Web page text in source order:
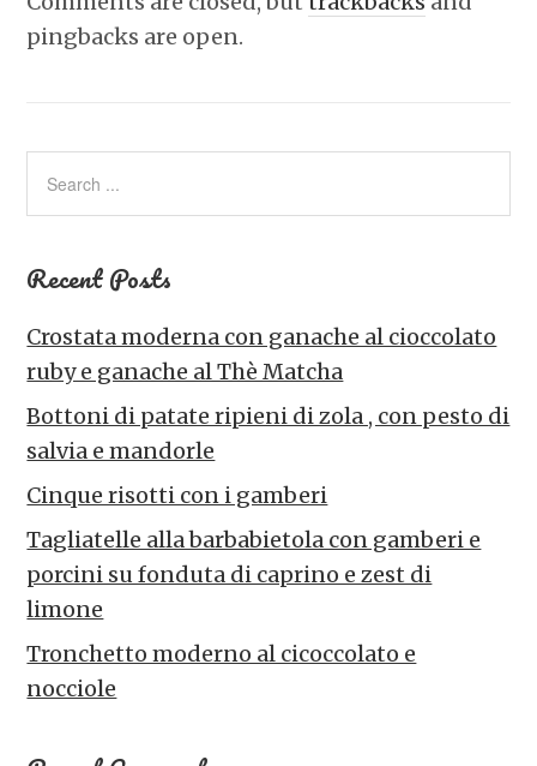
pingbacks are open.
Recent Posts
Crostata moderna con ganache al cioccolato
ruby e ganache al Thè Matcha
Bottoni di patate ripieni di zola , con pesto di
salvia e mandorle
Cinque risotti con i gamberi
Tagliatelle alla barbabietola con gamberi e
porcini su fonduta di caprino e zest di
limone
Tronchetto moderno al cicoccolato e
nocciole